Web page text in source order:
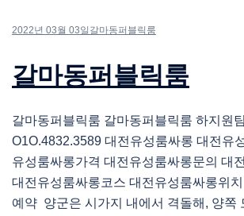
2022년 03월 03일 갈마동퍼블릭룸
갈마동퍼블릭룸
갈마동퍼블릭룸 갈마동퍼블릭룸 하지원
O1O.4832.3589 대전유성룸싸롱 대전유
유성룸싸롱가격 대전유성룸싸롱문의 대
대전유성룸싸롱코스 대전유성룸싸롱위
예약 양군은 시가지 내에서 격돌해, 양쪽